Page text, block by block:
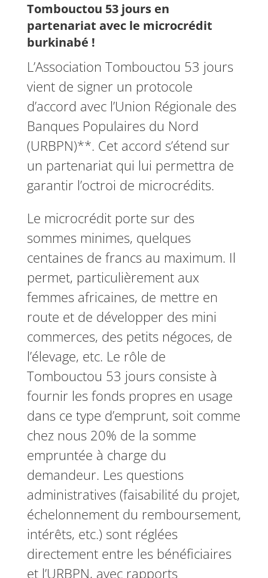
Tombouctou 53 jours en
partenariat avec le microcrédit
burkinabé !
L’Association Tombouctou 53 jours
vient de signer un protocole
d’accord avec l’Union Régionale des
Banques Populaires du Nord
(URBPN)**. Cet accord s’étend sur
un partenariat qui lui permettra de
garantir l’octroi de microcrédits.
Le microcrédit porte sur des
sommes minimes, quelques
centaines de francs au maximum. Il
permet, particulièrement aux
femmes africaines, de mettre en
route et de développer des mini
commerces, des petits négoces, de
l’élevage, etc. Le rôle de
Tombouctou 53 jours consiste à
fournir les fonds propres en usage
dans ce type d’emprunt, soit comme
chez nous 20% de la somme
empruntée à charge du
demandeur. Les questions
administratives (faisabilité du projet,
échelonnement du remboursement,
intérêts, etc.) sont réglées
directement entre les bénéficiaires
et l’URBPN, avec rapports